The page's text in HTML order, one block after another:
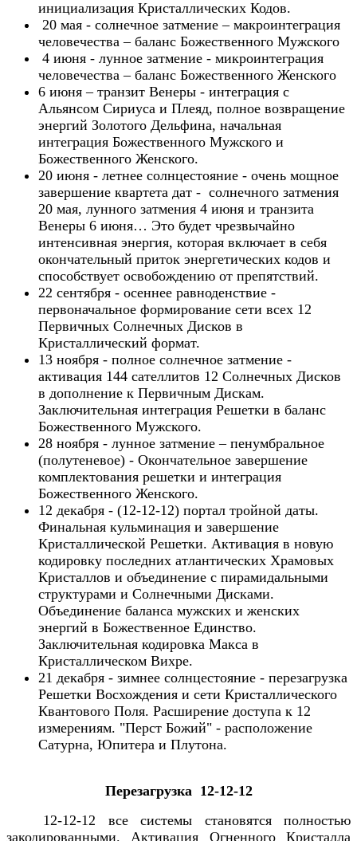
инициализация Кристаллических Кодов.
20 мая - солнечное затмение – макроинтеграция
человечества – баланс Божественного Мужского
4 июня - лунное затмение - микроинтеграция
человечества – баланс Божественного Женского
6 июня – транзит Венеры - интеграция с
Альянсом Сириуса и Плеяд, полное возвращение
энергий Золотого Дельфина, начальная
интеграция Божественного Мужского и
Божественного Женского.
20 июня - летнее солнцестояние - очень мощное
завершение квартета дат - солнечного затмения
20 мая, лунного затмения 4 июня и транзита
Венеры 6 июня… Это будет чрезвычайно
интенсивная энергия, которая включает в себя
окончательный приток энергетических кодов и
способствует освобождению от препятствий.
22 сентября - осеннее равноденствие -
первоначальное формирование сети всех 12
Первичных Солнечных Дисков в
Кристаллический формат.
13 ноября - полное солнечное затмение -
активация 144 сателлитов 12 Солнечных Дисков
в дополнение к Первичным Дискам.
Заключительная интеграция Решетки в баланс
Божественного Мужского.
28 ноября - лунное затмение – пенумбральное
(полутеневое) - Окончательное завершение
комплектования решетки и интеграция
Божественного Женского.
12 декабря - (12-12-12) портал тройной даты.
Финальная кульминация и завершение
Кристаллической Решетки. Активация в новую
кодировку последних атлантических Храмовых
Кристаллов и объединение с пирамидальными
структурами и Солнечными Дисками.
Объединение баланса мужских и женских
энергий в Божественное Единство.
Заключительная кодировка Макса в
Кристаллическом Вихре.
21 декабря - зимнее солнцестояние - перезагрузка
Решетки Восхождения и сети Кристаллического
Квантового Поля. Расширение доступа к 12
измерениям. "Перст Божий" - расположение
Сатурна, Юпитера и Плутона.
Перезагрузка 12-12-12
12-12-12 все системы становятся полностью
закодированными. Активация Огненного Кристалла